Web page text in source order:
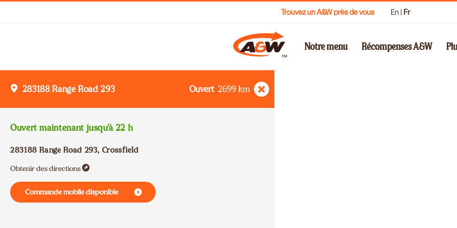
Trouvez un A&W près de vous En| Fr
Notre menu Récompenses A&W
283188 Range Road 293 Ouvert 2699 km
Ouvert maintenant jusqu'à 22 h
283188 Range Road 293, Crossfield
Obtenir des directions
Commande mobile disponible